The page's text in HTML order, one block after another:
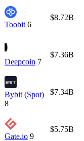
Toobit 6
$8.72B
Deepcoin 7
$7.36B
Bybit (Spot)
8
$7.34B
Gate.io 9
$5.75B